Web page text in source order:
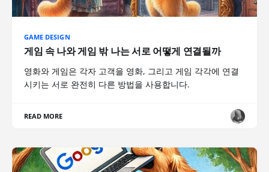
GAME DESIGN
게임 속 나와 게임 밖 나는 서로 어떻게 연결될까
영화와 게임은 각자 고객을 영화, 그리고 게임 각각에 연결
시키는 서로 완전히 다른 방법을 사용합니다.
READ MORE